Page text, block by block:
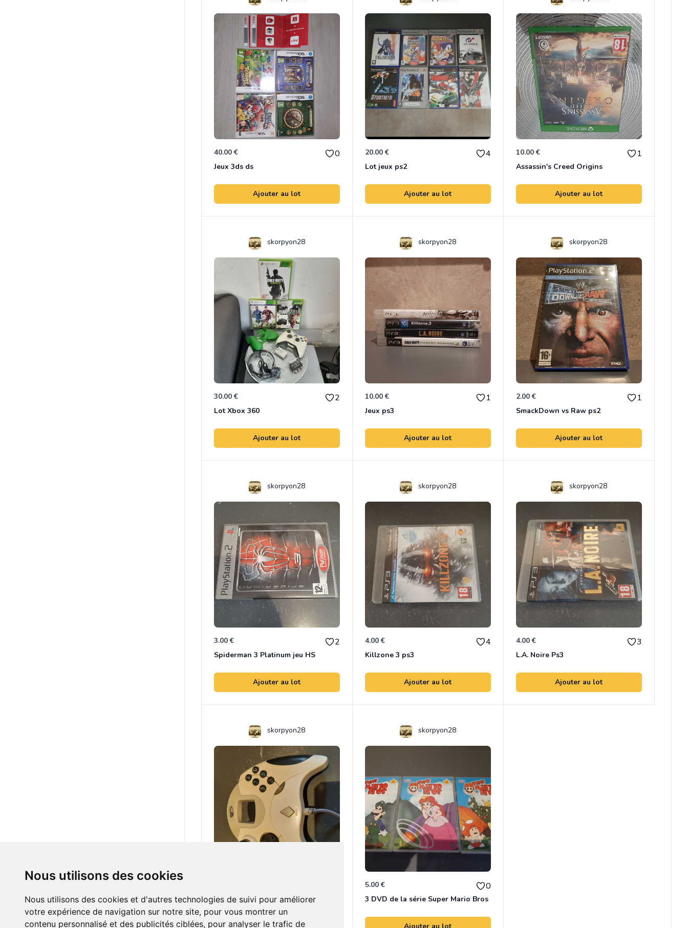
Nous utilisons des cookies
Nous utilisons des cookies et d'autres technologies de suivi pour améliorer
votre expérience de navigation sur notre site, pour vous montrer un
contenu personnalisé et des publicités ciblées, pour analyser le trafic de
40.00 € 0
Jeux 3ds ds
Ajouter au lot
20.00 € 4
Lot jeux ps2
Ajouter au lot
10.00 € 1
Assassin's Creed Origins
Ajouter au lot
skorpyon28
30.00 € 2
Lot Xbox 360
Ajouter au lot
skorpyon28
10.00 € 1
Jeux ps3
Ajouter au lot
skorpyon28
2.00 € 1
SmackDown vs Raw ps2
Ajouter au lot
skorpyon28
3.00 € 2
Spiderman 3 Platinum jeu HS
Ajouter au lot
skorpyon28
4.00 € 4
Killzone 3 ps3
Ajouter au lot
skorpyon28
4.00 € 3
L.A. Noire Ps3
Ajouter au lot
skorpyon28
Manette Mad Catz Dreamcast
skorpyon28
5.00 € 0
3 DVD de la série Super Mario Bros